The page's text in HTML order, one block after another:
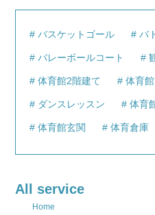
バスケットゴール バ
バレーボールコート
体育館2階建て 体育館
ダンスレッスン 体育
体育館玄関 体育倉庫
All service
Home